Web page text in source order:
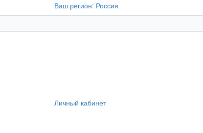
Ваш регион: Россия
Личный кабинет